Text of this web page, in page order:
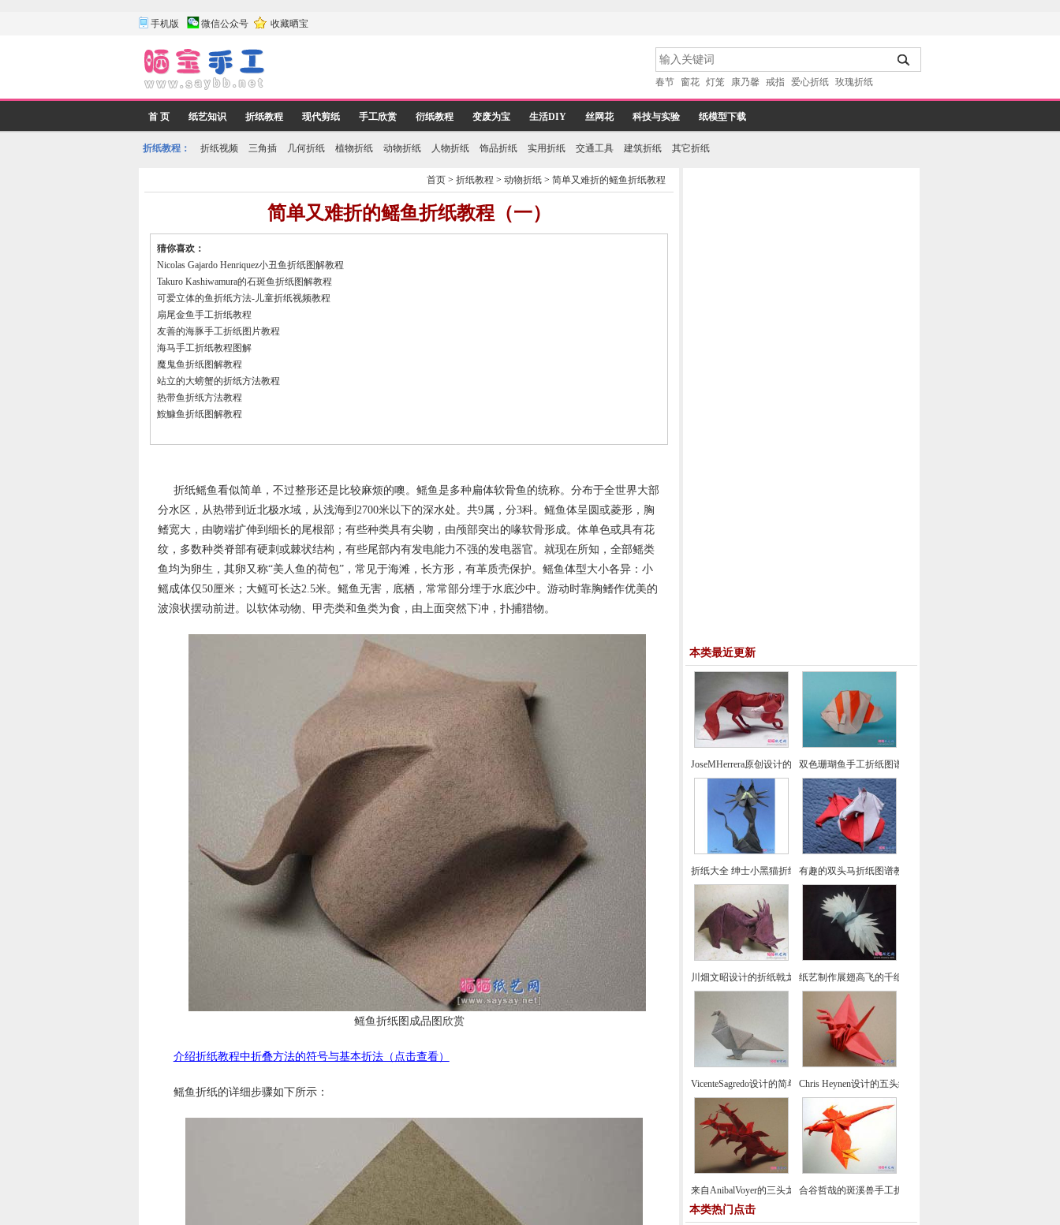
手机版 微信公众号 收藏晒宝
春节 窗花 灯笼 康乃馨 戒指 爱心折纸 玫瑰折纸
首 页 纸艺知识 折纸教程 现代剪纸 手工欣赏 衍纸教程 变废为宝 生活DIY 丝网花 科技与实验 纸模型下载
折纸教程： 折纸视频 三角插 几何折纸 植物折纸 动物折纸 人物折纸 饰品折纸 实用折纸 交通工具 建筑折纸 其它折纸
首页 >折纸教程 >动物折纸 >简单又难折的鳐鱼折纸教程
简单又难折的鳐鱼折纸教程（一）
猜你喜欢：
Nicolas Gajardo Henriquez小丑鱼折纸图解教程
Takuro Kashiwamura的石斑鱼折纸图解教程
可爱立体的鱼折纸方法-儿童折纸视频教程
扇尾金鱼手工折纸教程
友善的海豚手工折纸图片教程
海马手工折纸教程图解
魔鬼鱼折纸图解教程
站立的大螃蟹的折纸方法教程
热带鱼折纸方法教程
鮟鱇鱼折纸图解教程
折纸鳐鱼看似简单，不过整形还是比较麻烦的噢。鳐鱼是多种扁体软骨鱼的统称。分布于全世界大部
分水区，从热带到近北极水域，从浅海到2700米以下的深水处。共9属，分3科。鳐鱼体呈圆或菱形，胸
鳍宽大，由吻端扩伸到细长的尾根部；有些种类具有尖吻，由颅部突出的喙软骨形成。体单色或具有花
纹，多数种类脊部有硬刺或棘状结构，有些尾部内有发电能力不强的发电器官。就现在所知，全部鳐类
鱼均为卵生，其卵又称“美人鱼的荷包”，常见于海滩，长方形，有革质壳保护。鳐鱼体型大小各异：小
鳐成体仅50厘米；大鳐可长达2.5米。鳐鱼无害，底栖，常常部分埋于水底沙中。游动时靠胸鳍作优美的
波浪状摆动前进。以软体动物、甲壳类和鱼类为食，由上面突然下冲，扑捕猎物。
鳐鱼折纸图成品图欣赏
介绍折纸教程中折叠方法的符号与基本折法（点击查看）
鳐鱼折纸的详细步骤如下所示：
本类最近更新
JoseMHerrera原创设计的回头望小狐狸折纸
双色珊瑚鱼手工折纸图谱教程
折纸大全 绅士小黑猫折纸方法教程有趣的双头马折纸图谱教程
川畑文昭设计的折纸戟龙图谱教程纸艺制作展翅高飞的千纸鹤折纸图文教程
VicenteSagredo设计的简单鸽子折纸教程Chris Heynen设计的五头纸鹤折纸图谱教程
来自AnibalVoyer的三头龙折纸图谱教程合谷哲哉的斑溪兽手工折纸教程
本类热门点击